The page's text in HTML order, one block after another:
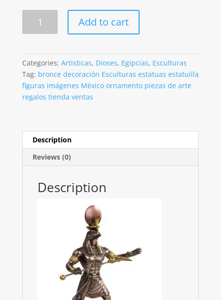
en
bronce
de
28cm
Add to cart
Categories: Artisticas, Dioses, Egipcias, Esculturas
Tag: bronce decoración Esculturas estatuas estatuilla
figuras imágenes México ornamento piezas de arte
regalos tienda ventas
Description
Reviews (0)
Description